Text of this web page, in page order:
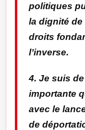
politiques
la dignité de
droits
l’inverse.
4. Je suis
importante
avec le
de